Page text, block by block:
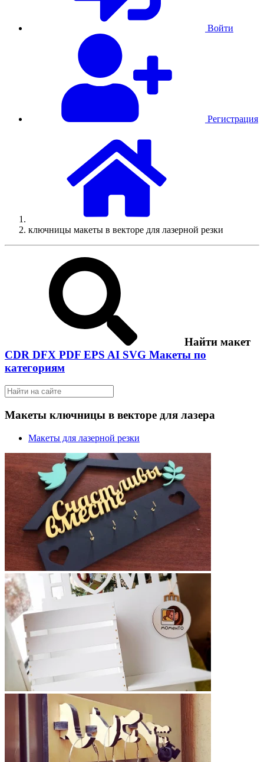
Войти
Регистрация
ключницы макеты в векторе для лазерной резки
Найти макет
CDR DFX PDF EPS AI SVG Макеты по
категориям
Макеты ключницы в векторе для лазера
Макеты для лазерной резки